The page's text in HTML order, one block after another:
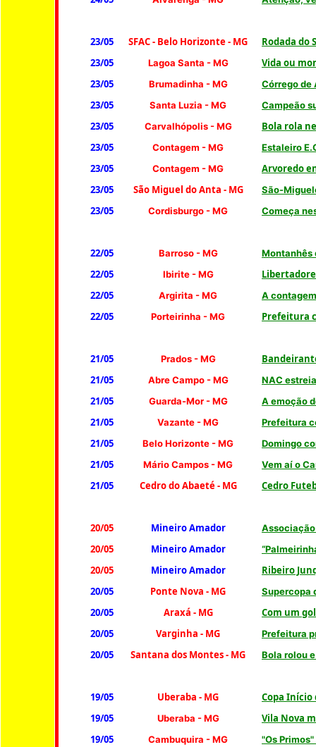
23/05 SFAC - Belo Horizonte - MG
Rodada do
23/05
Lagoa Santa - MG
Vida ou
23/05
Brumadinha - MG Córrego de
23/05 Santa Luzia - MG Campeão
23/05 Carvalhópolis- MG
Bola rola
23/05
Contagem - MG Estaleiro
23/05 Contagem - MG
Arvoredo
23/05
São Miguel do Anta - MG São-
23/05 Cordisburgo- MG Começa
22/05 Barroso - MG Montanhês
22/05 Ibirite- MG
22/05
Argirita - MG A
22/05 Porteirinha - MG Prefeitura
21/05 Prados- MG
21/05
Abre Campo - MG NAC
21/05 Guarda-Mor- MG A emoção
21/05 Vazante - MG Prefeitura
21/05 Belo Horizonte- MG Domingo
21/05 Mário Campos - MG Vem aí o
21/05 Cedro do Abaeté - MG Cedro
20/05 Mineiro Amador
20/05 Mineiro Amador
20/05 Mineiro Amador
Ribeiro
20/05
Ponte Nova - MG Supercopa
20/05 Araxá - MG
Com um
20/05
Varginha - MG Prefeitura
20/05 Santana dos Montes - MG Bola rolou
19/05 Uberaba - MG
Copa Início
19/05
Uberaba - MG
Vila Nova
19/05
Cambuquira - MG "Os